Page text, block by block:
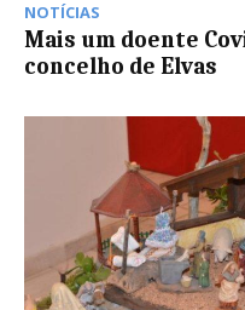
NOTÍCIAS
Mais um doente
concelho de Elvas